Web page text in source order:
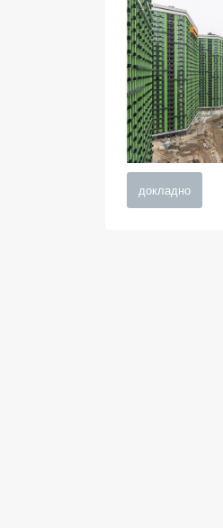
докладно